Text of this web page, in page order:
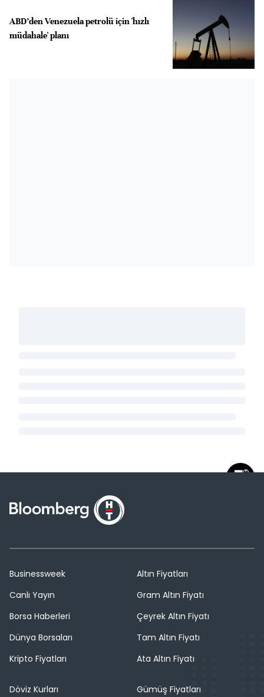
ABD’den Venezuela petrolü için 'hızlı
müdahale' planı
Businessweek
Canlı Yayın
Borsa Haberleri
Dünya Borsaları
Kripto Fiyatları
Altın Fiyatları
Gram Altın Fiyatı
Çeyrek Altın Fiyatı
Tam Altın Fiyatı
Ata Altın Fiyatı
Döviz Kurları
Gümüş Fiyatları